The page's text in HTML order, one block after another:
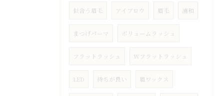
似合う眉毛 アイブロウ 眉毛 浦和
まつげパーマ ボリュームラッシュ
フラットラッシュ Wフラットラッシュ
LED 持ちが良い 眉ワックス